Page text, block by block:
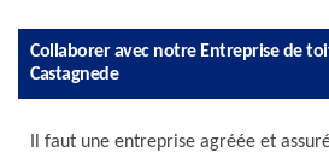
Collaborer avec notre Entreprise de
Castagnede
Il faut une entreprise agréée et